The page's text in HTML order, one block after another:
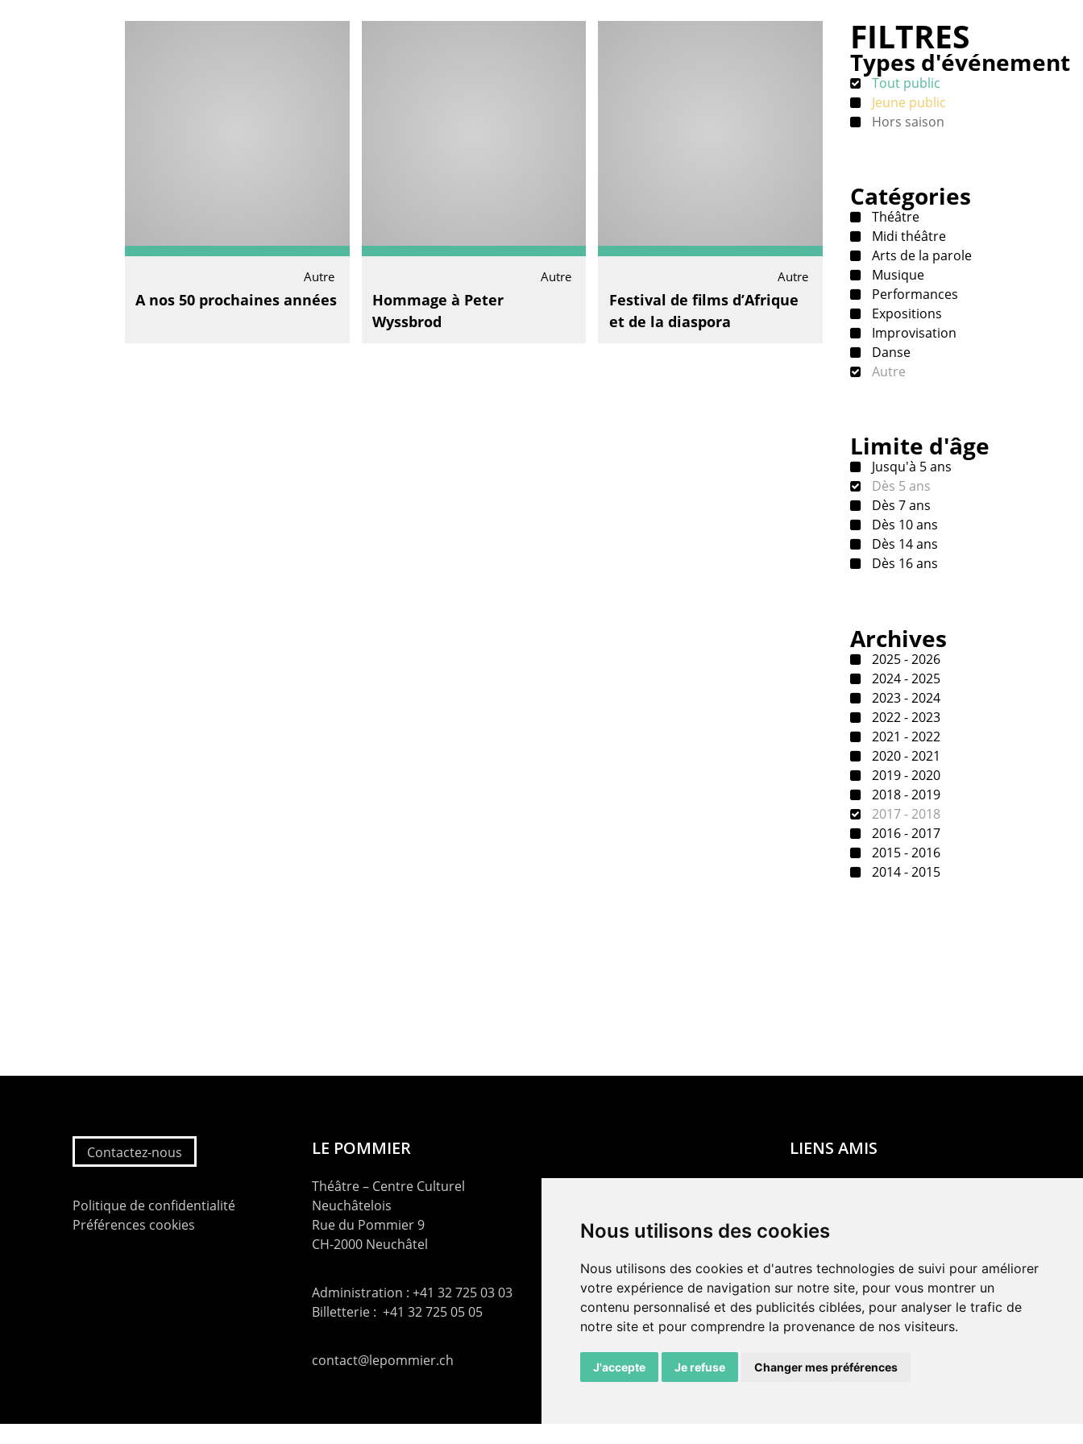
Nous utilisons des cookies
Nous utilisons des cookies et d'autres technologies de suivi pour améliorer
votre expérience de navigation sur notre site, pour vous montrer un
contenu personnalisé et des publicités ciblées, pour analyser le trafic de
notre site et pour comprendre la provenance de nos visiteurs.
J'accepte Je refuse Changer mes préférences
Autre
A nos 50 prochaines années
Autre
Hommage à Peter
Wyssbrod
Autre
Festival de films d’Afrique
et de la diaspora
FILTRES
Types d'événement
Tout public
Jeune public
Hors saison
Catégories
Théâtre
Midi théâtre
Arts de la parole
Musique
Performances
Expositions
Improvisation
Danse
Autre
Limite d'âge
Jusqu'à 5 ans
Dès 5 ans
Dès 7 ans
Dès 10 ans
Dès 14 ans
Dès 16 ans
Archives
2025 - 2026
2024 - 2025
2023 - 2024
2022 - 2023
2021 - 2022
2020 - 2021
2019 - 2020
2018 - 2019
2017 - 2018
2016 - 2017
2015 - 2016
2014 - 2015
Contactez-nous
Politique de confidentialité
Préférences cookies
LE POMMIER
Théâtre – Centre Culturel
Neuchâtelois
Rue du Pommier 9
CH-2000 Neuchâtel
Administration : +41 32 725 03 03
Billetterie : +41 32 725 05 05
contact@lepommier.ch
LIENS AMIS